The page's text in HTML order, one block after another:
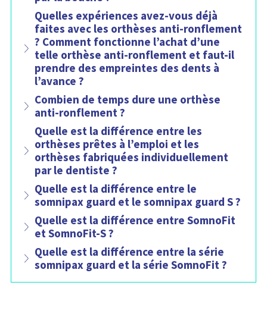
Quelles expériences avez-vous déjà
faites avec les orthèses anti-ronflement
? Comment fonctionne l’achat d’une
telle orthèse anti-ronflement et faut-il
prendre des empreintes des dents à
l’avance ?
Combien de temps dure une orthèse
anti-ronflement ?
Quelle est la différence entre les
orthèses prêtes à l’emploi et les
orthèses fabriquées individuellement
par le dentiste ?
Quelle est la différence entre le
somnipax guard et le somnipax guard S ?
Quelle est la différence entre SomnoFit
et SomnoFit-S ?
Quelle est la différence entre la série
somnipax guard et la série SomnoFit ?